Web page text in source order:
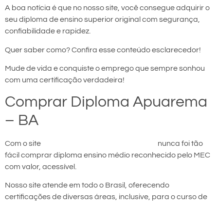
A boa notícia é que no nosso site, você consegue adquirir o
seu diploma de ensino superior original com segurança,
confiabilidade e rapidez.
Quer saber como? Confira esse conteúdo esclarecedor!
Mude de vida e conquiste o emprego que sempre sonhou
com uma certificação verdadeira!
Comprar Diploma Apuarema
– BA
Com o site
nunca foi tão
fácil comprar diploma ensino médio reconhecido pelo MEC
com valor, acessível.
Nosso site atende em todo o Brasil, oferecendo
certificações de diversas áreas, inclusive, para o curso de